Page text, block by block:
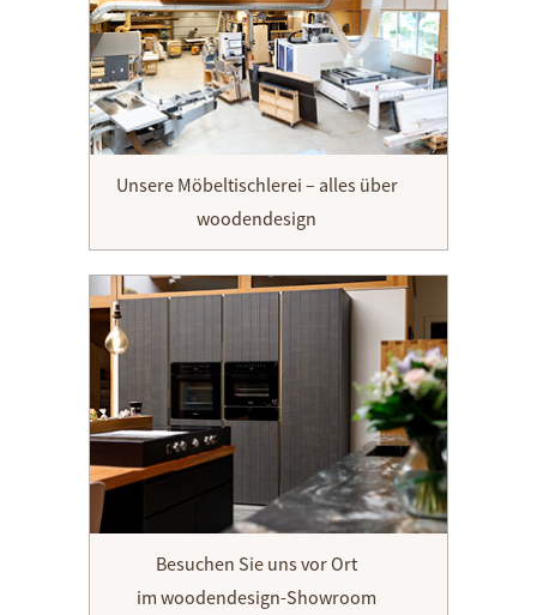
Unsere Möbeltischlerei – alles über
woodendesign
Besuchen Sie uns vor Ort
im woodendesign-Showroom